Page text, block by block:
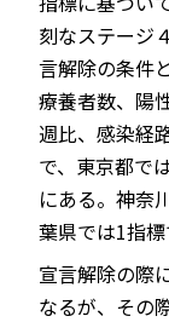
刻なステージ
言解除の条件
療養者数、陽
週比、感染経
で、東京都で
にある。神奈
葉県では1指標
宣言解除の際
なるが、その